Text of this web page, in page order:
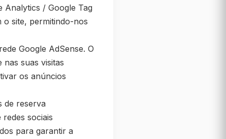
Analytics / Google Tag
o site, permitindo-nos
Google AdSense. O
suas visitas
os anúncios
de reserva
sociais
para garantir a